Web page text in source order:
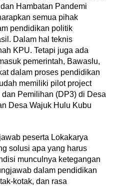
Hambatan Pandemi
semua pihak
pendidikan politik
Dalam hal teknis
KPU. Tetapi juga ada
pemerintah, Bawaslu,
dalam proses pendidikan
memiliki pilot project
Pemilihan (DP3) di Desa
Desa Wajuk Hulu Kubu
peserta Lokakarya
solusi apa yang harus
munculnya ketegangan
dalam pendidikan
kotak, dan rasa